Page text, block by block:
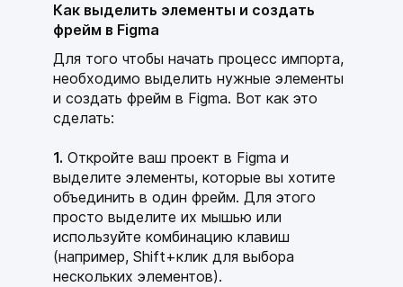
Как выделить элементы и создать
фрейм в Figma
Для того чтобы начать процесс импорта,
необходимо выделить нужные элементы
и создать фрейм в Figma. Вот как это
сделать:
1. Откройте ваш проект в Figma и
выделите элементы, которые вы хотите
объединить в один фрейм. Для этого
просто выделите их мышью или
используйте комбинацию клавиш
(например, Shift+клик для выбора
нескольких элементов).